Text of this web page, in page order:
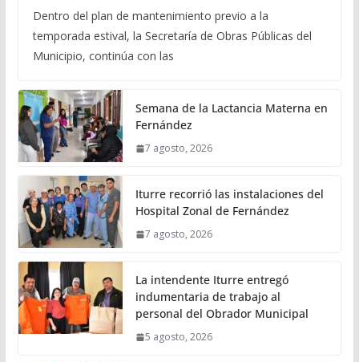
Dentro del plan de mantenimiento previo a la
temporada estival, la Secretaría de Obras Públicas del
Municipio, continúa con las
Semana de la Lactancia Materna en
Fernández
7 agosto, 2026
Iturre recorrió las instalaciones del
Hospital Zonal de Fernández
7 agosto, 2026
La intendente Iturre entregó
indumentaria de trabajo al
personal del Obrador Municipal
5 agosto, 2026